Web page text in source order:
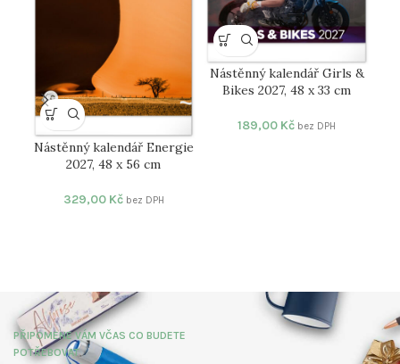
Nástěnný kalendář Energie
2027, 48 x 56 cm
329,00 Kč bez DPH
Nástěnný kalendář Girls &
Bikes 2027, 48 x 33 cm
189,00 Kč bez DPH
PŘIPOMENE VÁM VČAS CO BUDETE
POTŘEBOVAT